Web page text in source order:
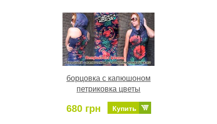
борцовка с капюшоном
петриковка цветы
680 грн Купить